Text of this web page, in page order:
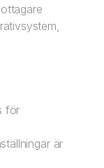
för
är